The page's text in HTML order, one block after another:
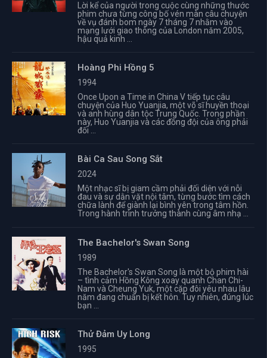
Lời kể của người trong cuộc cùng những thước
phim chưa từng công bố vén màn câu chuyện
về vụ đánh bom ngày 7 tháng 7 nhằm vào
mạng lưới giao thông của London năm 2005,
hậu quả kinh ...
Hoàng Phi Hồng 5
1994
Once Upon a Time in China V tiếp tục câu
chuyện của Huo Yuanjia, một võ sĩ huyền thoại
và anh hùng dân tộc Trung Quốc. Trong phần
này, Huo Yuanjia và các đồng đội của ông phải
đối ...
Bài Ca Sau Song Sắt
2024
Một nhạc sĩ bị giam cầm phải đối diện với nỗi
đau và sự dằn vặt nội tâm, từng bước tìm cách
chữa lành để giành lại bình yên trong tâm hồn.
Trong hành trình trưởng thành cùng âm nhạ ...
The Bachelor's Swan Song
1989
The Bachelor's Swan Song là một bộ phim hài
– tình cảm Hồng Kông xoay quanh Chan Chi-
Nam và Cheung Yuk, một cặp đôi yêu nhau lâu
năm đang chuẩn bị kết hôn. Tuy nhiên, đúng lúc
bạn ...
Thử Đảm Uy Long
1995